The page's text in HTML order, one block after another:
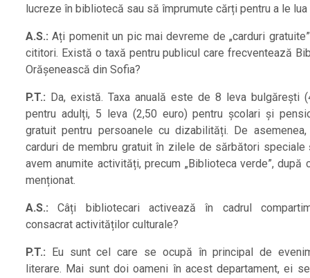
lucreze în bibliotecă sau să împrumute cărți pentru a le lua
A.S.: Ați pomenit un pic mai devreme de „carduri
cititori. Există o taxă pentru publicul care frecventează
Orășenească din Sofia?
P.T.: Da, există. Taxa anuală este de 8 leva bulgărești
pentru adulți, 5 leva (2,50 euro) pentru școlari și
gratuit pentru persoanele cu dizabilități. De
carduri de membru gratuit în zilele de sărbători speciale
avem anumite activități, precum „Biblioteca verde”, după
menționat.
A.S.: Câți bibliotecari activează în cadrul
consacrat activităților culturale?
P.T.: Eu sunt cel care se ocupă în principal de
literare. Mai sunt doi oameni în acest departament, ei